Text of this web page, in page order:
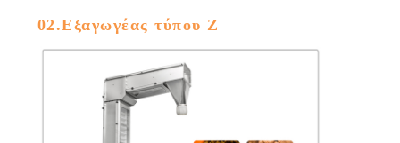
02.Εξαγωγέας τύπου Z